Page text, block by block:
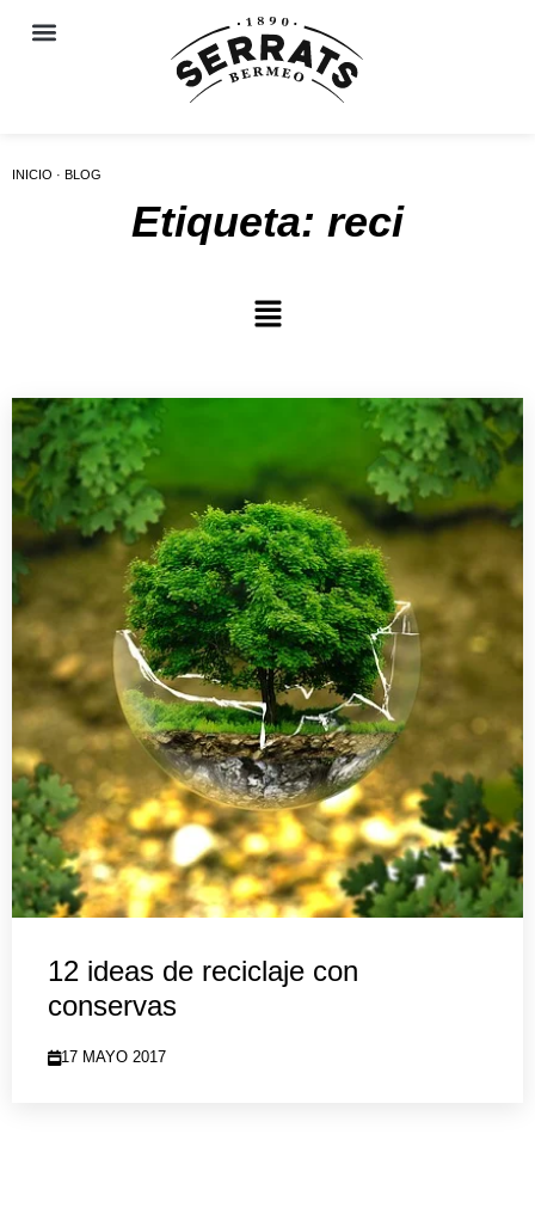
INICIO · BLOG
Etiqueta: reci
12 ideas de reciclaje con
conservas
17 MAYO 2017